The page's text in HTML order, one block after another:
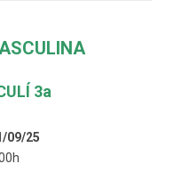
3a
09/25